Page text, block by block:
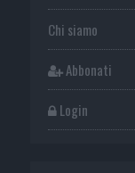
Chi siamo
Abbonati
Login